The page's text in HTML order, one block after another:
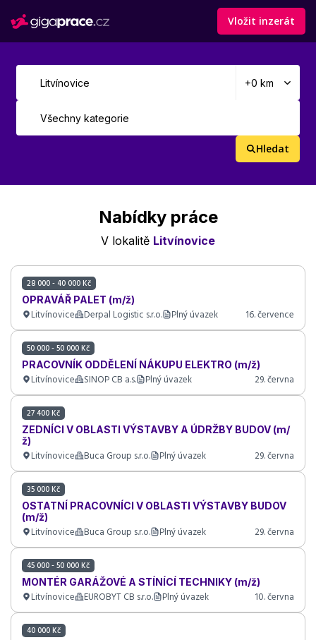
Vložit inzerát
Hledat
Nabídky práce
V lokalitě Litvínovice
28 000 - 40 000 Kč
OPRAVÁŘ PALET (m/ž)
Litvínovice Derpal Logistic s.r.o. Plný úvazek 16. července
50 000 - 50 000 Kč
PRACOVNÍK ODDĚLENÍ NÁKUPU ELEKTRO (m/ž)
Litvínovice SINOP CB a.s. Plný úvazek 29. června
27 400 Kč
ZEDNÍCI V OBLASTI VÝSTAVBY A ÚDRŽBY BUDOV (m/
ž)
Litvínovice Buca Group s.r.o. Plný úvazek 29. června
35 000 Kč
OSTATNÍ PRACOVNÍCI V OBLASTI VÝSTAVBY BUDOV
(m/ž)
Litvínovice Buca Group s.r.o. Plný úvazek 29. června
45 000 - 50 000 Kč
MONTÉR GARÁŽOVÉ A STÍNÍCÍ TECHNIKY (m/ž)
Litvínovice EUROBYT CB s.r.o. Plný úvazek 10. června
40 000 Kč